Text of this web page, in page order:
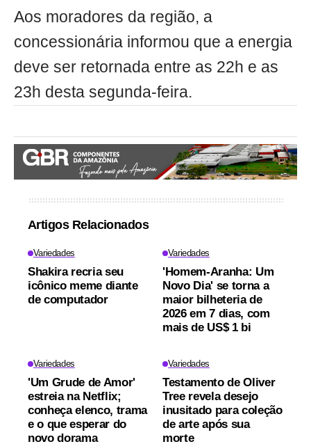
Aos moradores da região, a
concessionária informou que a energia
deve ser retornada entre as 22h e as
23h desta segunda-feira.
Artigos Relacionados
Variedades
Shakira recria seu
icônico meme diante
de computador
Variedades
'Homem-Aranha: Um
Novo Dia' se torna a
maior bilheteria de
2026 em 7 dias, com
mais de US$ 1 bi
Variedades
'Um Grude de Amor'
estreia na Netflix;
conheça elenco, trama
e o que esperar do
novo dorama
Variedades
Testamento de Oliver
Tree revela desejo
inusitado para coleção
de arte após sua
morte